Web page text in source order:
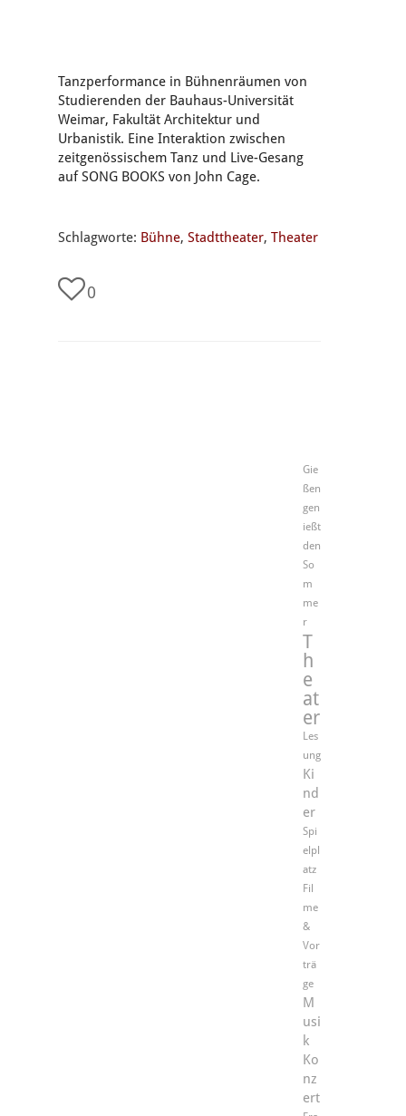
Tanzperformance in Bühnenräumen von
Studierenden der Bauhaus-Universität
Weimar, Fakultät Architektur und
Urbanistik. Eine Interaktion zwischen
zeitgenössischem Tanz und Live-Gesang
auf SONG BOOKS von John Cage.
Schlagworte: Bühne, Stadttheater, Theater
0
Gie
ßen
gen
ießt
den
So
m
me
r
T
h
e
at
er
Les
ung
Ki
nd
er
Spi
elpl
atz
Fil
me
&
Vor
trä
ge
M
usi
k
Ko
nz
ert